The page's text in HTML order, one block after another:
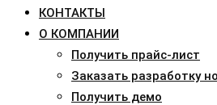
КОНТАКТЫ
О КОМПАНИИ
Получить прайс-лист
Заказать разработку
Получить демо